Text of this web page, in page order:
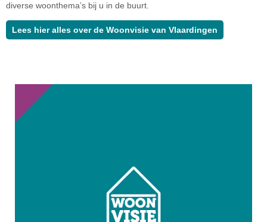
diverse woonthema’s bij u in de buurt.
Lees hier alles over de Woonvisie van Vlaardingen